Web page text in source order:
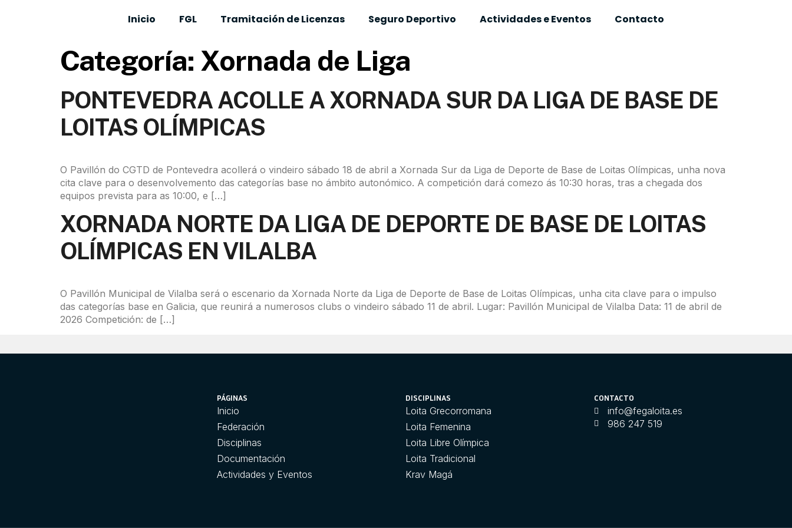
Inicio FGL Tramitación de Licenzas Seguro Deportivo Actividades e Eventos Contacto
Categoría: Xornada de Liga
PONTEVEDRA ACOLLE A XORNADA SUR DA LIGA DE BASE DE
LOITAS OLÍMPICAS
O Pavillón do CGTD de Pontevedra acollerá o vindeiro sábado 18 de abril a Xornada Sur da Liga de Deporte de Base de Loitas Olímpicas, unha nova
cita clave para o desenvolvemento das categorías base no ámbito autonómico. A competición dará comezo ás 10:30 horas, tras a chegada dos
equipos prevista para as 10:00, e […]
XORNADA NORTE DA LIGA DE DEPORTE DE BASE DE LOITAS
OLÍMPICAS EN VILALBA
O Pavillón Municipal de Vilalba será o escenario da Xornada Norte da Liga de Deporte de Base de Loitas Olímpicas, unha cita clave para o impulso
das categorías base en Galicia, que reunirá a numerosos clubs o vindeiro sábado 11 de abril. Lugar: Pavillón Municipal de Vilalba Data: 11 de abril de
2026 Competición: de […]
PÁGINAS
Inicio
Federación
Disciplinas
Documentación
Actividades y Eventos
DISCIPLINAS
Loita Grecorromana
Loita Femenina
Loita Libre Olímpica
Loita Tradicional
Krav Magá
CONTACTO
info@fegaloita.es
986 247 519